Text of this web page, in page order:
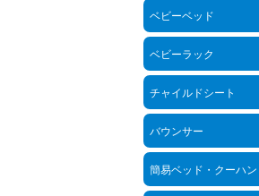
ベビーベッド
ベビーラック
チャイルドシート
バウンサー
簡易ベッド・クーハン